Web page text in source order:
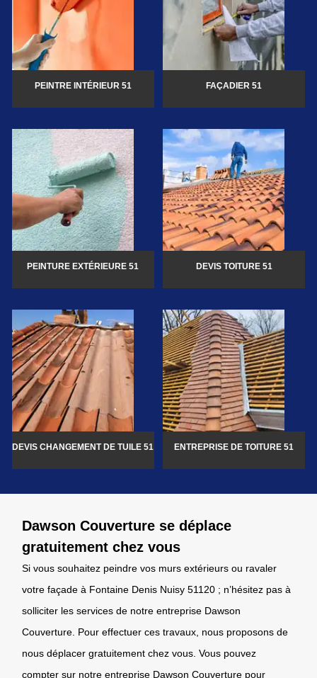
PEINTRE INTÉRIEUR 51 FAÇADIER 51
PEINTURE EXTÉRIEURE 51 DEVIS TOITURE 51
DEVIS CHANGEMENT DE TUILE 51 ENTREPRISE DE TOITURE 51
Dawson Couverture se déplace
gratuitement chez vous
Si vous souhaitez peindre vos murs extérieurs ou ravaler
votre façade à Fontaine Denis Nuisy 51120 ; n’hésitez pas à
solliciter les services de notre entreprise Dawson
Couverture. Pour effectuer ces travaux, nous proposons de
nous déplacer gratuitement chez vous. Vous pouvez
compter sur notre entreprise Dawson Couverture pour